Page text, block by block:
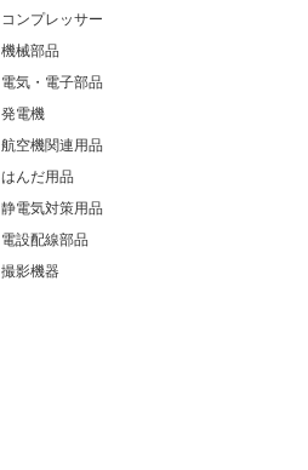
コンプレッサー
機械部品
電気・電子部品
発電機
航空機関連用品
はんだ用品
静電気対策用品
電設配線部品
撮影機器